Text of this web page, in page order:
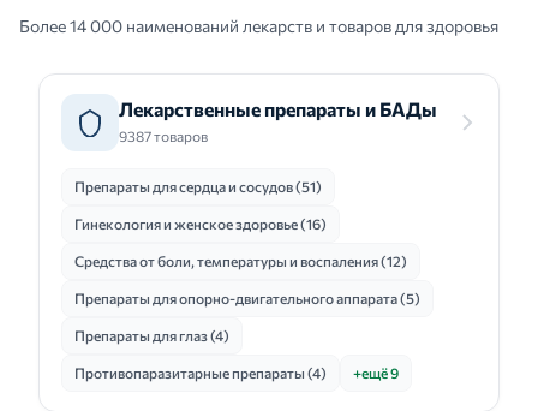
Более 14 000 наименований лекарств и товаров для здоровья
Лекарственные препараты и БАДы
9387 товаров
Препараты для сердца и сосудов (51)
Гинекология и женское здоровье (16)
Средства от боли, температуры и воспаления (12)
Препараты для опорно-двигательного аппарата (5)
Препараты для глаз (4)
Противопаразитарные препараты (4) +ещё 9